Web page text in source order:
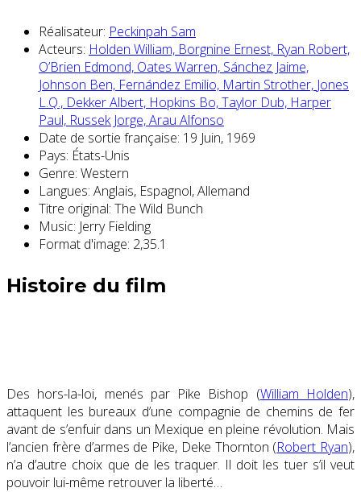
Réalisateur: Peckinpah Sam
Acteurs: Holden William, Borgnine Ernest, Ryan Robert,
O’Brien Edmond, Oates Warren, Sánchez Jaime,
Johnson Ben, Fernández Emilio, Martin Strother, Jones
L.Q., Dekker Albert, Hopkins Bo,Taylor Dub, Harper
Paul, Russek Jorge,Arau Alfonso
Date de sortie française: 19 Juin, 1969
Pays: États-Unis
Genre: Western
Langues: Anglais, Espagnol, Allemand
Titre original: The Wild Bunch
Music: Jerry Fielding
Format d'image: 2,35.1
Histoire du film
Des hors-la-loi, menés par Pike Bishop (William Holden),
attaquent les bureaux d’une compagnie de chemins de fer
avant de s’enfuir dans un Mexique en pleine révolution. Mais
l’ancien frère d’armes de Pike, Deke Thornton (Robert Ryan),
n’a d’autre choix que de les traquer. Il doit les tuer s’il veut
pouvoir lui-même retrouver la liberté…